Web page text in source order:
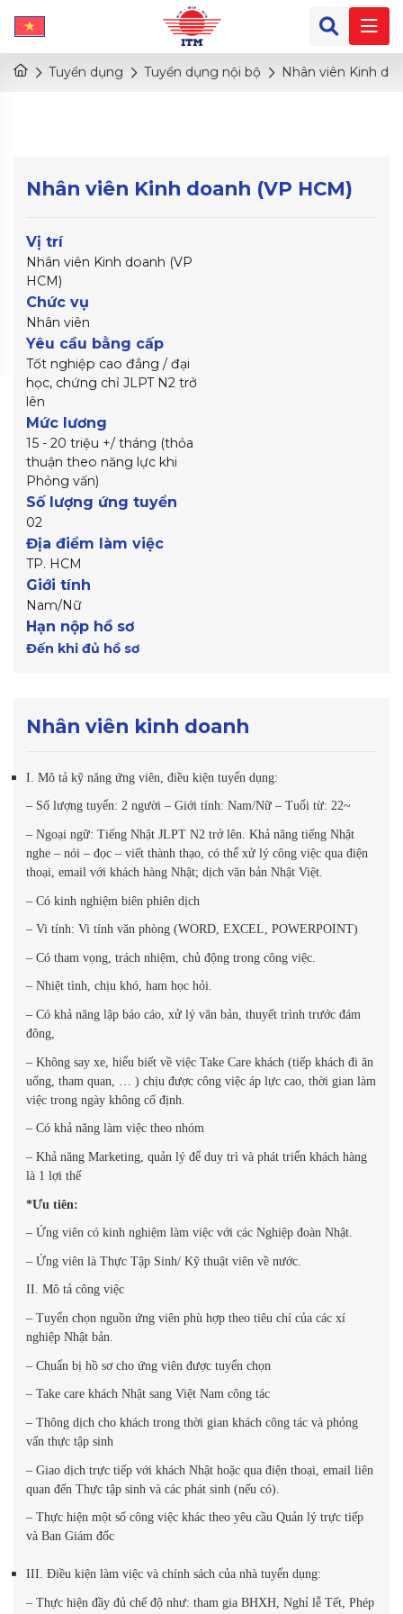
Tuyển dụng Tuyển dụng nội bộ Nhân viên Kinh
Nhân viên Kinh doanh (VP HCM)
Vị trí
Nhân viên Kinh doanh (VP
HCM)
Chức vụ
Nhân viên
Yêu cầu bằng cấp
Tốt nghiệp cao đẳng / đại
học, chứng chỉ JLPT N2 trở
lên
Mức lương
15 - 20 triệu +/ tháng (thỏa
thuận theo năng lực khi
Phỏng vấn)
Số lượng ứng tuyển
02
Địa điểm làm việc
TP. HCM
Giới tính
Nam/Nữ
Hạn nộp hồ sơ
Đến khi đủ hồ sơ
Nhân viên kinh doanh
I. Mô tả kỹ năng ứng viên, điều kiện tuyển dụng:
– Số lượng tuyển: 2 người – Giới tính: Nam/Nữ – Tuổi từ: 22~
– Ngoại ngữ: Tiếng Nhật JLPT N2 trở lên. Khả năng tiếng Nhật
nghe – nói – đọc – viết thành thạo, có thể xử lý công việc qua điện
thoại, email với khách hàng Nhật; dịch văn bản Nhật Việt.
– Có kinh nghiệm biên phiên dịch
– Vi tính: Vi tính văn phòng (WORD, EXCEL, POWERPOINT)
– Có tham vọng, trách nhiệm, chủ động trong công việc.
– Nhiệt tình, chịu khó, ham học hỏi.
– Có khả năng lập báo cáo, xử lý văn bản, thuyết trình trước đám
đông,
– Không say xe, hiểu biết về việc Take Care khách (tiếp khách đi ăn
uống, tham quan, … ) chịu được công việc áp lực cao, thời gian làm
việc trong ngày không cố định.
– Có khả năng làm việc theo nhóm
– Khả năng Marketing, quản lý để duy trì và phát triển khách hàng
là 1 lợi thế
*Ưu tiên:
– Ứng viên có kinh nghiệm làm việc với các Nghiệp đoàn Nhật.
– Ứng viên là Thực Tập Sinh/ Kỹ thuật viên về nước.
II. Mô tả công việc
– Tuyển chọn nguồn ứng viên phù hợp theo tiêu chí của các xí
nghiệp Nhật bản.
– Chuẩn bị hồ sơ cho ứng viên được tuyển chọn
– Take care khách Nhật sang Việt Nam công tác
– Thông dịch cho khách trong thời gian khách công tác và phỏng
vấn thực tập sinh
– Giao dịch trực tiếp với khách Nhật hoặc qua điện thoại, email liên
quan đến Thực tập sinh và các phát sinh (nếu có).
– Thực hiện một số công việc khác theo yêu cầu Quản lý trực tiếp
và Ban Giám đốc
III. Điều kiện làm việc và chính sách của nhà tuyển dụng:
– Thực hiện đầy đủ chế độ như: tham gia BHXH, Nghỉ lễ Tết, Phép